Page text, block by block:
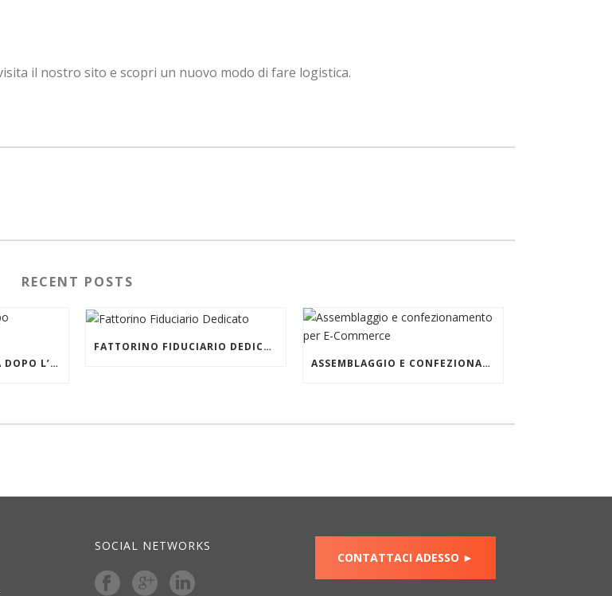
il nostro sito e scopri un nuovo modo di fare logistica.
RECENT POSTS
LA RIPRESA LOGISTICA DOPO L’EMERGENZA COVID
FATTORINO FIDUCIARIO DEDICATO
ASSEMBLAGGIO E CONFEZIONAMENTO PER E-COMMERCE
SOCIAL NETWORKS
CONTATTACI ADESSO ►